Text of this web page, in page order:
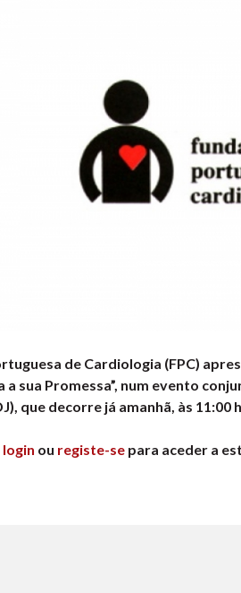
de Cardiologia (FPC)
a sua Promessa”, num evento
que decorre já amanhã, às
login ou registe-se para aceder a